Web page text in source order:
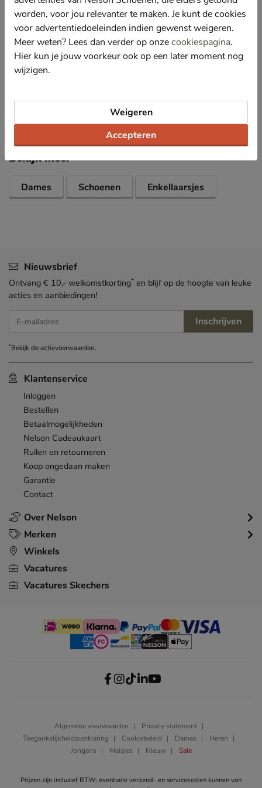
draagcomfort biedt.
Voorzien van een memoryfoam-voetbed met textielen
bekleding voor optimale demping tijdens het lopen.
Afgewerkt met een rubberen loopzool met
comfortabele hak van 3,5 cm.
Specificaties
Over Regarde le Ciel
Bekijk meer
Dames Schoenen Enkellaarsjes
Over Nelson
Klantenservice
Inloggen
Bestellen
Betaalmogelijkheden
Nelson Cadeaukaart
Ruilen en retourneren
Koop ongedaan maken
Garantie
Contact
Merken
Winkels
Vacatures
Vacatures Skechers
Nieuwsbrief
Ontvang € 10,- welkomstkorting* en blijf op de hoogte van leuke
acties en aanbiedingen!
E-mailadres Inschrijven
*Bekijk deactievoorwaarden.
Algemene voorwaarden
Privacy statement
Toegankelijkheidsverklaring
Cookiebeleid Dames
Heren
Jongens
Meisjes Nieuw Sale
Prijzen zijn inclusief BTW; eventuele verzend- en servicekosten kunnen van
worden, voor jou relevanter te maken. Je kunt de cookies
voor advertentiedoeleinden indien gewenst weigeren.
Meer weten? Lees dan verder op onzecookiespagina.
Hier kun je jouw voorkeur ook op een later moment nog
wijzigen.
Accepteren
Weigeren